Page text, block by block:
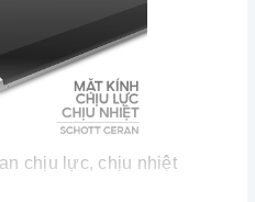
chịu lực, chịu nhiệt